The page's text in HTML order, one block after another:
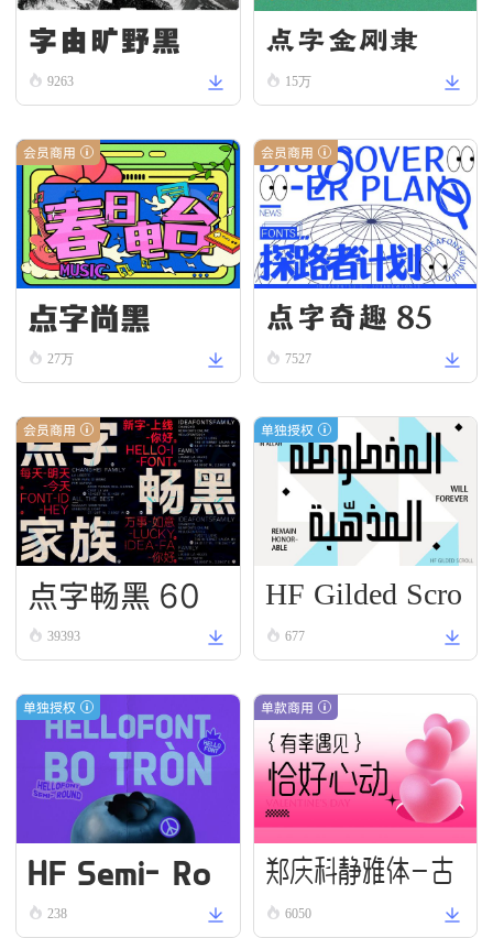
字由旷野黑
9263
点字金刚隶
15万
会员商用
点字尚黑
27万
会员商用
点字奇趣 85
7527
会员商用
点字畅黑 60
39393
单独授权
HF Gilded Scro
ll 677
单独授权
HF Semi-Ro
und VN Bold
238
单款商用
郑庆科静雅体-古
朴版 Simple
6050